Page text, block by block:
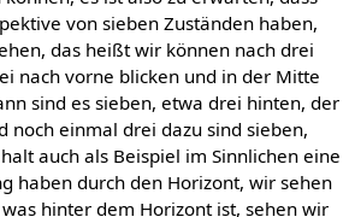
von sieben Zuständen haben,
das heißt wir können nach drei
nach vorne blicken und in der Mitte
sind es sieben, etwa drei hinten, der
noch einmal drei dazu sind sieben,
auch als Beispiel im Sinnlichen eine
haben durch den Horizont, wir sehen
hinter dem Horizont ist, sehen wir